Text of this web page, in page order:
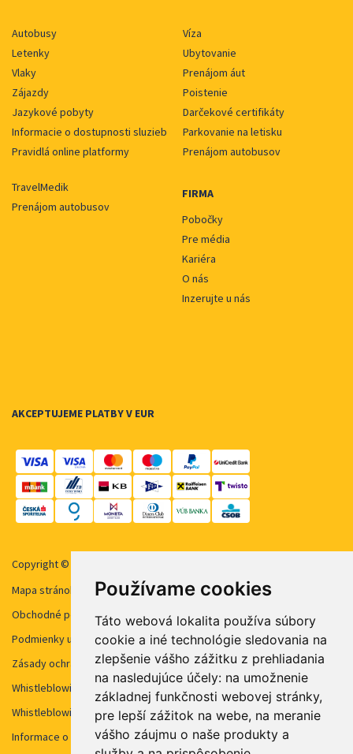
Používame cookies
Táto webová lokalita používa súbory
cookie a iné technológie sledovania na
zlepšenie vášho zážitku z prehliadania
na nasledujúce účely: na umožnenie
základnej funkčnosti webovej stránky,
pre lepší zážitok na webe, na meranie
vášho záujmu o naše produkty a
Autobusy
Letenky
Vlaky
Zájazdy
Jazykové pobyty
Informacie o dostupnosti sluzieb
Pravidlá online platformy
Víza
Ubytovanie
Prenájom áut
Poistenie
Darčekové certifikáty
Parkovanie na letisku
Prenájom autobusov
TravelMedik
Prenájom autobusov
FIRMA
Pobočky
Pre média
Kariéra
O nás
Inzerujte u nás
AKCEPTUJEME PLATBY V EUR
Copyright © 2026 STUDENT AGENCY, s.r.o. Všechna práva vyhrazena.
Mapa stránok
Obchodné podmienky
Podmienky užívanie cookies
Zásady ochrany osobných údajov
Whistleblowing STUDENT AGENCY
Whistleblowing STUDENT AGENCY TRAVEL
Informace o kamerovém systému